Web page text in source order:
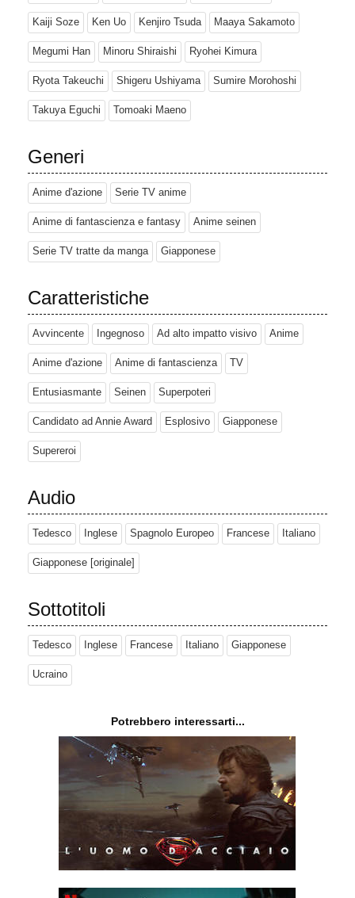
Kaiji Soze Ken Uo Kenjiro Tsuda Maaya Sakamoto
Megumi Han Minoru Shiraishi Ryohei Kimura
Ryota Takeuchi Shigeru Ushiyama Sumire Morohoshi
Takuya Eguchi Tomoaki Maeno
Generi
Anime d'azione Serie TV anime
Anime di fantascienza e fantasy Anime seinen
Serie TV tratte da manga Giapponese
Caratteristiche
Avvincente Ingegnoso Ad alto impatto visivo Anime
Anime d'azione Anime di fantascienza TV
Entusiasmante Seinen Superpoteri
Candidato ad Annie Award Esplosivo Giapponese
Supereroi
Audio
Tedesco Inglese Spagnolo Europeo Francese Italiano
Giapponese [originale]
Sottotitoli
Tedesco Inglese Francese Italiano Giapponese
Ucraino
Potrebbero interessarti...